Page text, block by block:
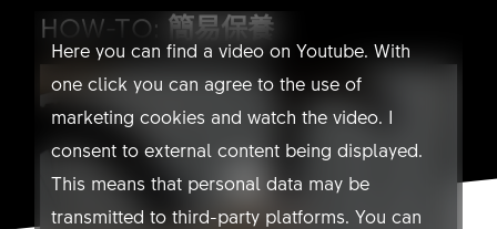
Here you can find a video on Youtube. With
one click you can agree to the use of
marketing cookies and watch the video. I
consent to external content being displayed.
This means that personal data may be
transmitted to third-party platforms. You can
HOW-TO: 簡易保養